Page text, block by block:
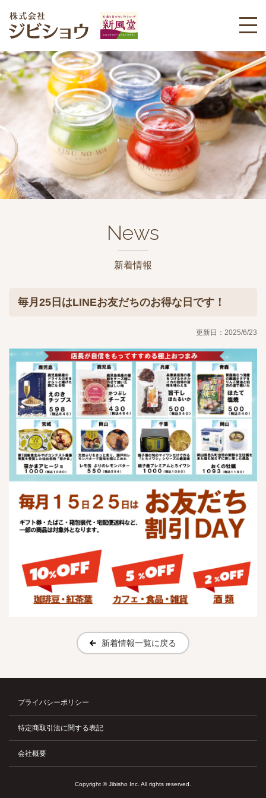
News
新着情報
毎月25日はLINEお友だちのお得な日です！
更新日：2025/6/23
新着情報一覧に戻る
プライバシーポリシー
特定商取引法に関する表記
会社概要
Copyright © Jibisho Inc. All rights reserved.